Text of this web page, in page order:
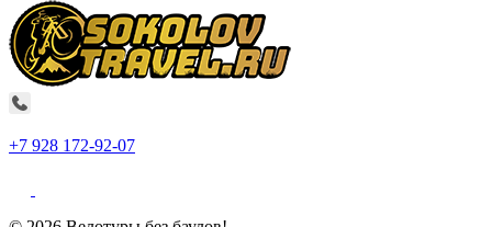
+7 928 172-92-07